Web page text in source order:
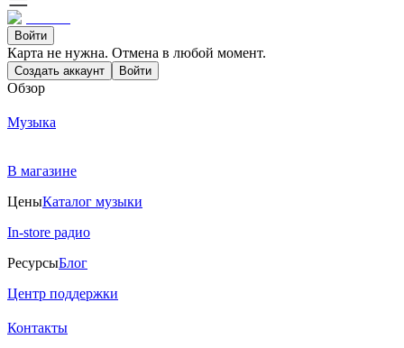
Войти
Карта не нужна. Отмена в любой момент.
Создать аккаунт Войти
Обзор
Музыка
В магазине
ЦеныКаталог музыки
In-store радио
РесурсыБлог
Центр поддержки
Контакты